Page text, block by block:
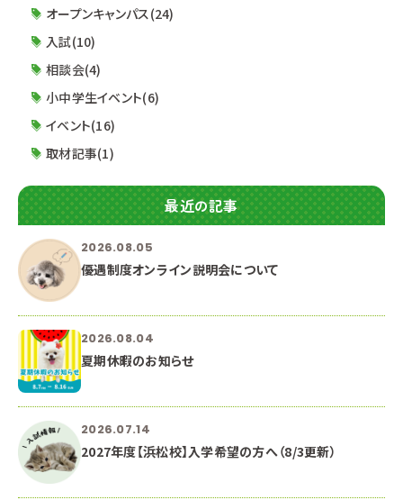
を使っての来校は不安、越県での参加が出来ない、
オープンキャンパス(24)
入試(10)
相談会(4)
小中学生イベント(6)
イベント(16)
取材記事(1)
最近の記事
2026.08.05
優遇制度オンライン説明会について
2026.08.04
夏期休暇のお知らせ
2026.07.14
2027年度【浜松校】入学希望の方へ（8/3更新）